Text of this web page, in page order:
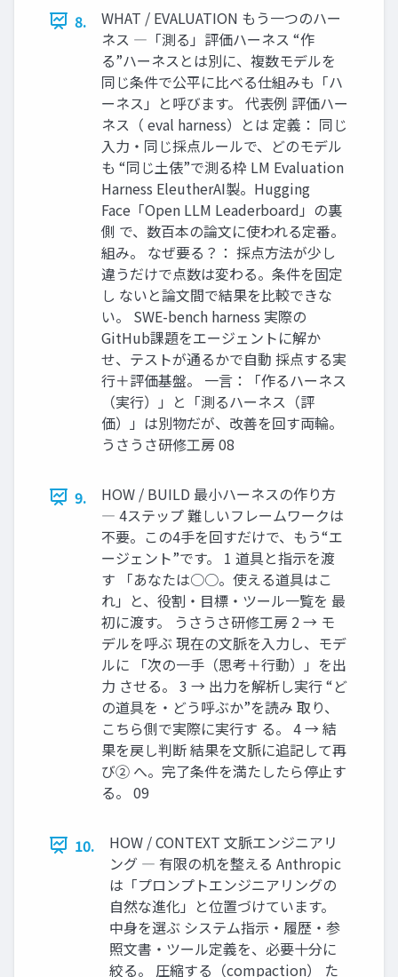
8.
WHAT / EVALUATION もう一つのハー
ネス ―「測る」評価ハーネス “作
る”ハーネスとは別に、複数モデルを
同じ条件で公平に比べる仕組みも「ハ
ーネス」と呼びます。 代表例 評価ハー
ネス（ eval harness）とは 定義： 同じ
入力・同じ採点ルールで、どのモデル
も “同じ土俵”で測る枠 LM Evaluation
Harness EleutherAI製。Hugging
Face「Open LLM Leaderboard」の裏
側 で、数百本の論文に使われる定番。
組み。 なぜ要る？： 採点方法が少し
違うだけで点数は変わる。条件を固定
し ないと論文間で結果を比較できな
い。 SWE-bench harness 実際の
GitHub課題をエージェントに解か
せ、テストが通るかで自動 採点する実
行＋評価基盤。 一言：「作るハーネス
（実行）」と「測るハーネス（評
価）」は別物だが、改善を回す両輪。
うさうさ研修工房 08
9.
HOW / BUILD 最小ハーネスの作り方
― 4ステップ 難しいフレームワークは
不要。この4手を回すだけで、もう“エ
ージェント”です。 1 道具と指示を渡
す 「あなたは○○。使える道具はこ
れ」と、役割・目標・ツール一覧を 最
初に渡す。 うさうさ研修工房 2 → モ
デルを呼ぶ 現在の文脈を入力し、モデ
ルに 「次の一手（思考＋行動）」を出
力 させる。 3 → 出力を解析し実行 “ど
の道具を・どう呼ぶか”を読み 取り、
こちら側で実際に実行す る。 4 → 結
果を戻し判断 結果を文脈に追記して再
び② へ。完了条件を満たしたら停止す
る。 09
10.
HOW / CONTEXT 文脈エンジニアリ
ング ― 有限の机を整える Anthropic
は「プロンプトエンジニアリングの
自然な進化」と位置づけています。
中身を選ぶ システム指示・履歴・参
照文書・ツール定義を、必要十分に
絞る。 圧縮する（compaction） た